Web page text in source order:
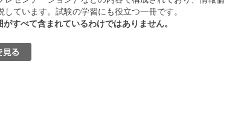
ています。試験の学習にも役立つ一冊です。
すべて含まれているわけではありません。